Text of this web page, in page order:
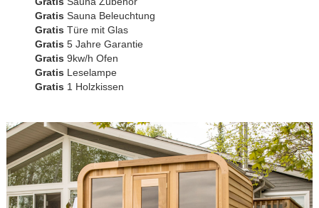
Gratis Sauna Beleuchtung
Gratis Türe mit Glas
Gratis 5 Jahre Garantie
Gratis 9kw/h Ofen
Gratis Leselampe
Gratis 1 Holzkissen